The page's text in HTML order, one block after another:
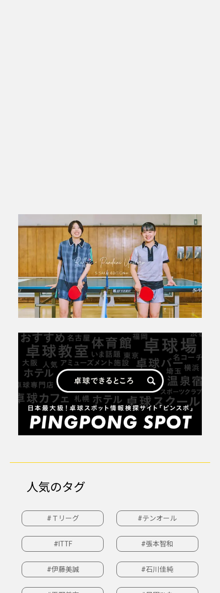
人気のタグ
#Ｔリーグ #テンオール
#ITTF #張本智和
#伊藤美誠 #石川佳純